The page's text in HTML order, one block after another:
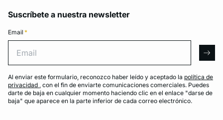
Suscríbete a nuestra newsletter
Email *
Al enviar este formulario, reconozco haber leído y aceptado la política de
privacidad , con el fin de enviarte comunicaciones comerciales. Puedes
darte de baja en cualquier momento haciendo clic en el enlace "darse de
baja" que aparece en la parte inferior de cada correo electrónico.